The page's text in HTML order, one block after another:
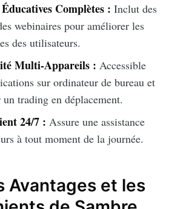
Complètes : Inclut des
webinaires pour améliorer les
des utilisateurs.
Multi-Appareils : Accessible
sur ordinateur de bureau et
trading en déplacement.
24/7 : Assure une assistance
à tout moment de la journée.
Avantages et les